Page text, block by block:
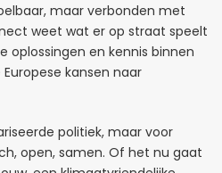
maar verbonden met
weet wat er op straat speelt
oplossingen en kennis binnen
kansen naar
politiek, maar voor
open, samen. Of het nu gaat